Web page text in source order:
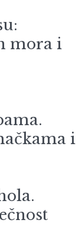
mora i
i